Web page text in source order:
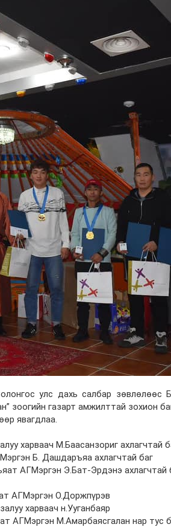
улс дахь салбар зөвлөлөөс
зоогийн газарт амжилттай зохион
явагдлаа.
харваач М.Баасанзориг ахлагчтай
Б. Дашдаръяа ахлагчтай баг
АГМэргэн Э.Бат-Эрдэнэ ахлагчтай
АГМэргэн О.Доржпүрэв
харваач н.Ууганбаяр
АГМэргэн М.Амарбаясгалан нар тус